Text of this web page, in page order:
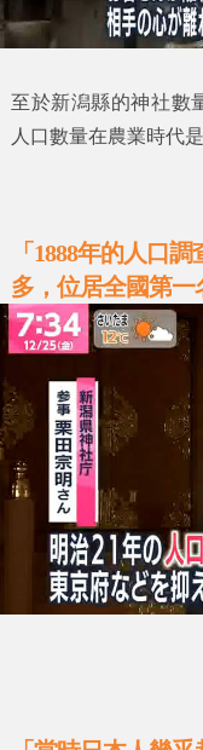
至於新潟縣的神社數
人口數量在農業時代
「1888年的人口
多，位居全國第一